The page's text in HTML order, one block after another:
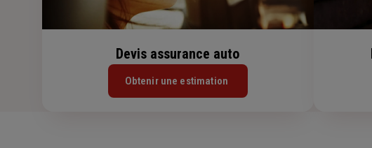
Devis assurance auto
Obtenir une estimation